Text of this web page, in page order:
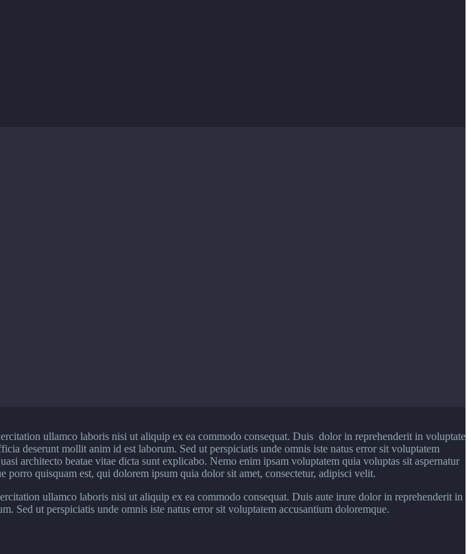
ullamco laboris nisi ut aliquip ex ea commodo consequat. Duis dolor in reprehenderit in voluptate
deserunt mollit anim id est laborum. Sed ut perspiciatis unde omnis iste natus error sit voluptatem
architecto beatae vitae dicta sunt explicabo. Nemo enim ipsam voluptatem quia voluptas sit aspernatur
quisquam est, qui dolorem ipsum quia dolor sit amet, consectetur, adipisci velit.
ullamco laboris nisi ut aliquip ex ea commodo consequat. Duis aute irure dolor in reprehenderit in
Sed ut perspiciatis unde omnis iste natus error sit voluptatem accusantium doloremque.